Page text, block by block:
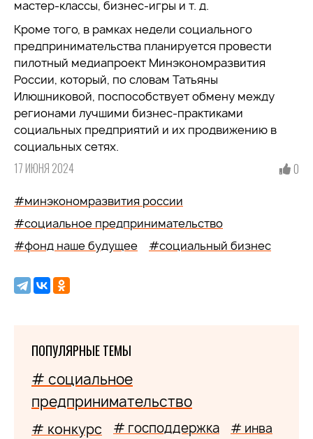
мастер-классы, бизнес-игры и т. д.
Кроме того, в рамках недели социального
предпринимательства планируется провести
пилотный медиапроект Минэкономразвития
России, который, по словам Татьяны
Илюшниковой, поспособствует обмену между
регионами лучшими бизнес-практиками
социальных предприятий и их продвижению в
социальных сетях.
17 ИЮНЯ 2024 0
#минэкономразвития россии
#социальное предпринимательство
#фонд наше будущее
#социальный бизнес
ПОПУЛЯРНЫЕ ТЕМЫ
# социальное
предпринимательство
# конкурс # господдержка # инва